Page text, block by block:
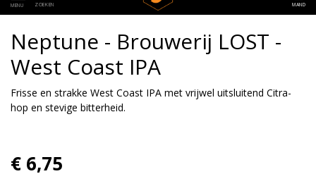
MENU ZOEKEN MAND
Neptune - Brouwerij LOST -
West Coast IPA
Frisse en strakke West Coast IPA met vrijwel uitsluitend Citra-
hop en stevige bitterheid.
€ 6,75